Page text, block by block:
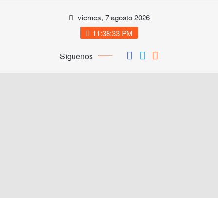
viernes, 7 agosto 2026
11:38:33 PM
Síguenos